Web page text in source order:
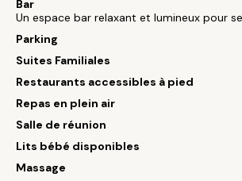
Bar
Un espace bar relaxant et lumineux pour
Parking
Suites Familiales
Restaurants accessibles à pied
Repas en plein air
Salle de réunion
Lits bébé disponibles
Massage